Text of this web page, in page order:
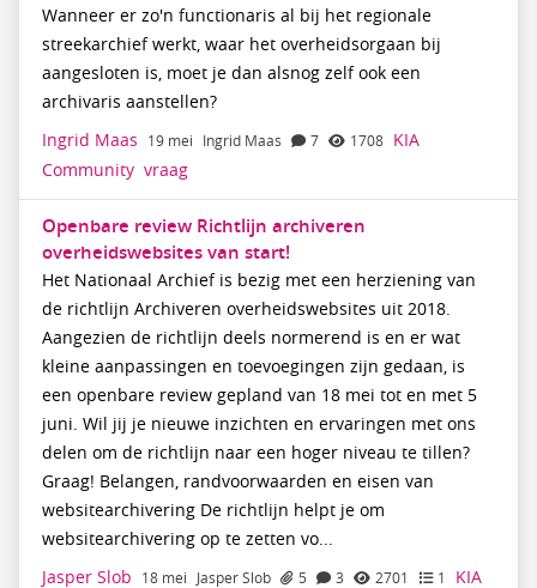
Wanneer er zo'n functionaris al bij het regionale
streekarchief werkt, waar het overheidsorgaan bij
aangesloten is, moet je dan alsnog zelf ook een
archivaris aanstellen?
Ingrid Maas 19 mei Ingrid Maas 7 1708 KIA
Community vraag
Openbare review Richtlijn archiveren
overheidswebsites van start!
Het Nationaal Archief is bezig met een herziening van
de richtlijn Archiveren overheidswebsites uit 2018.
Aangezien de richtlijn deels normerend is en er wat
kleine aanpassingen en toevoegingen zijn gedaan, is
een openbare review gepland van 18 mei tot en met 5
juni. Wil jij je nieuwe inzichten en ervaringen met ons
delen om de richtlijn naar een hoger niveau te tillen?
Graag! Belangen, randvoorwaarden en eisen van
websitearchivering De richtlijn helpt je om
websitearchivering op te zetten vo...
Jasper Slob 18 mei Jasper Slob 5 3 2701 1
KIA